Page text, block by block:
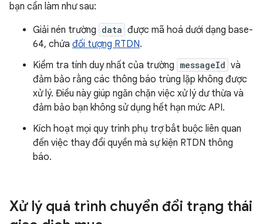
bạn cần làm như sau:
Giải nén trường data được mã hoá dưới dạng base-
64, chứa đối tượng RTDN.
Kiểm tra tính duy nhất của trường messageId và
đảm bảo rằng các thông báo trùng lặp không được
xử lý. Điều này giúp ngăn chặn việc xử lý dư thừa và
đảm bảo bạn không sử dụng hết hạn mức API.
Kích hoạt mọi quy trình phụ trợ bắt buộc liên quan
đến việc thay đổi quyền mà sự kiện RTDN thông
báo.
Xử lý quá trình chuyển đổi trạng thái